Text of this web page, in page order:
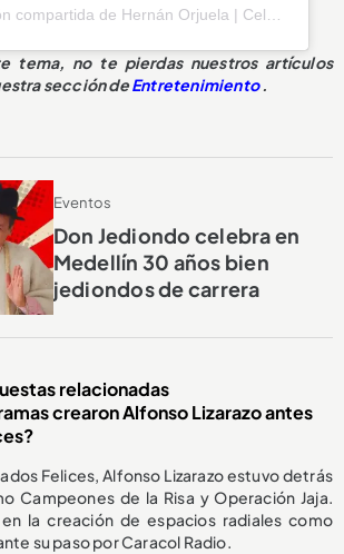
tema, no te pierdas nuestros artículos
sección deEntretenimiento.
Eventos
Don Jediondo celebra en
Medellín 30 años bien
jediondos de carrera
relacionadas
crearon Alfonso Lizarazo antes
Felices, Alfonso Lizarazo estuvo detrás
Campeones de la Risa y Operación Jaja.
la creación de espacios radiales como
su paso por Caracol Radio.